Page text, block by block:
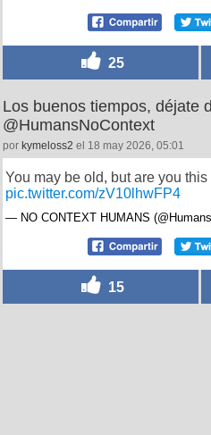
25
Los buenos tiempos, déjate
@HumansNoContext
por kymeloss2 el 18 may 2026, 05:01
You may be old, but are you this
pic.twitter.com/zV10lhwFP4
— NO CONTEXT HUMANS
15